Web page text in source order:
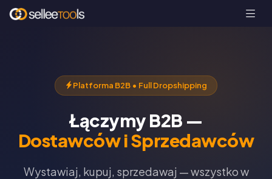
Platforma B2B • Full Dropshipping
Łączymy B2B —
Dostawców i Sprzedawców
Wystawiaj, kupuj, sprzedawaj — wszystko w